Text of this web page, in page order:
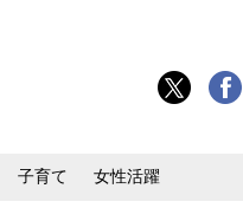
子育て 女性活躍